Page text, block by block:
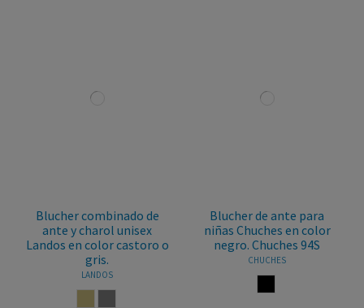
Blucher combinado de
ante y charol unisex
Landos en color castoro o
gris.
LANDOS
Blucher de ante para
niñas Chuches en color
negro. Chuches 94S
CHUCHES